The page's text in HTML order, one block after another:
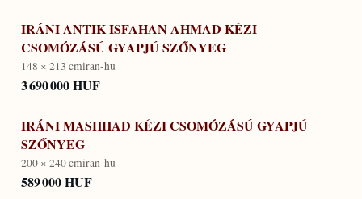
IRÁNI ANTIK ISFAHAN AHMAD KÉZI
CSOMÓZÁSÚ GYAPJÚ SZŐNYEG
148 × 213 cmiran-hu
3 690 000 HUF
IRÁNI MASHHAD KÉZI CSOMÓZÁSÚ GYAPJÚ
SZŐNYEG
200 × 240 cmiran-hu
589 000 HUF